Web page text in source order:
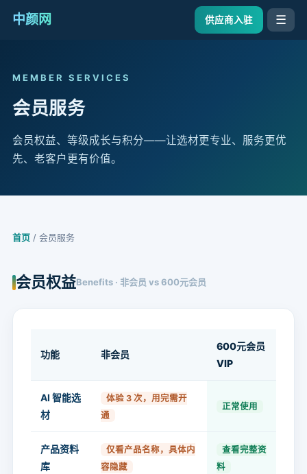
中颜网 供应商入驻 ☰
MEMBER SERVICES
会员服务
会员权益、等级成长与积分——让选材更专业、服务更优
先、老客户更有价值。
首页 / 会员服务
会员权益Benefits · 非会员 vs 600元会员
功能 非会员
600元会员
VIP
AI 智能选
材
体验 3 次，用完需开
通
正常使用
产品资料
库
仅看产品名称，具体内
容隐藏
查看完整资
料